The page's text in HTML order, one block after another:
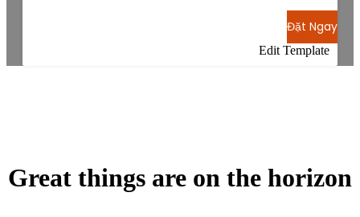
Đặt Ngay
Edit Template
Great things are on the horizon